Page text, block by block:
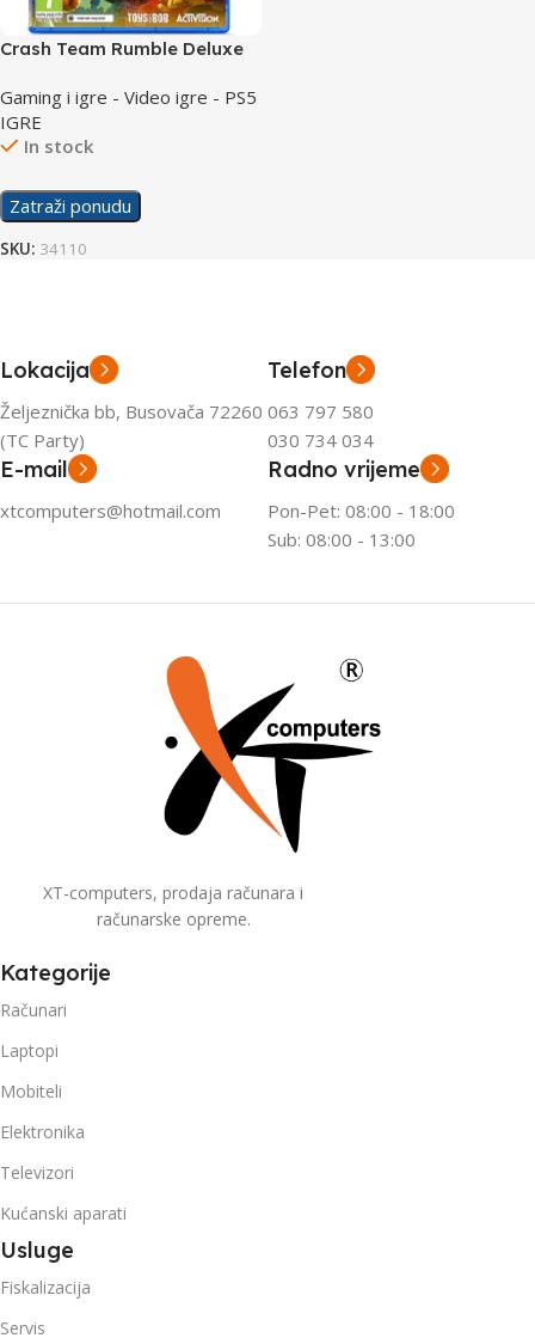
Crash Team Rumble Deluxe
Gaming i igre - Video igre - PS5
IGRE
In stock
Zatraži ponudu
SKU: 34110
Lokacija
Željeznička bb, Busovača 72260
(TC Party)
Telefon
063 797 580
030 734 034
E-mail
xtcomputers@hotmail.com
Radno vrijeme
Pon-Pet: 08:00 - 18:00
Sub: 08:00 - 13:00
XT-computers, prodaja računara i
računarske opreme.
Kategorije
Računari
Laptopi
Mobiteli
Elektronika
Televizori
Kućanski aparati
Usluge
Fiskalizacija
Servis